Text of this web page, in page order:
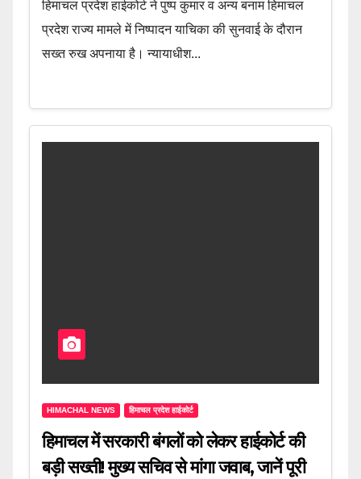
हिमाचल प्रदेश हाईकोर्ट ने पुष्प कुमार व अन्य बनाम हिमाचल
प्रदेश राज्य मामले में निष्पादन याचिका की सुनवाई के दौरान
सख्त रुख अपनाया है। न्यायाधीश...
HIMACHAL NEWS हिमाचल प्रदेश हाईकोर्ट
हिमाचल में सरकारी बंगलों को लेकर हाईकोर्ट की
बड़ी सख्ती! मुख्य सचिव से मांगा जवाब, जानें पूरी